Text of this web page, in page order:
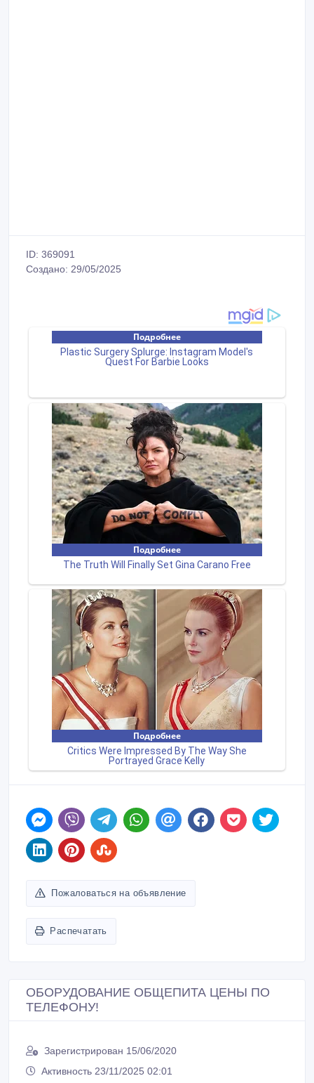
ID: 369091
Создано: 29/05/2025
Пожаловаться на объявление
Распечатать
ОБОРУДОВАНИЕ ОБЩЕПИТА ЦЕНЫ ПО
ТЕЛЕФОНУ!
Зарегистрирован 15/06/2020
Активность 23/11/2025 02:01